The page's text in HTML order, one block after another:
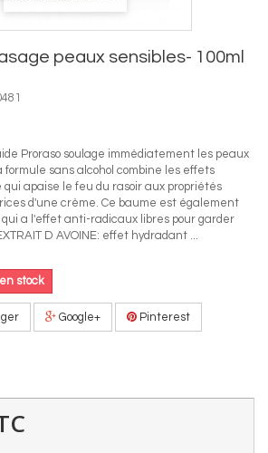
peaux sensibles- 100ml
Proraso soulage immédiatement les peaux
formule sans alcohol combine les effets
qui apaise le feu du rasoir aux propriétés
d'une crème. Ce baume est également
a l'effet anti-radicaux libres pour garder
D AVOINE: effet hydradant ...
stock
Google+ Pinterest